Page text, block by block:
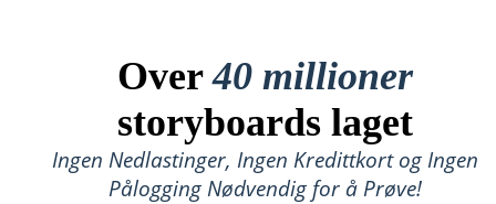
Over40 millioner
storyboards laget
Ingen Nedlastinger, Ingen Kredittkort og Ingen
Pålogging Nødvendig for å Prøve!